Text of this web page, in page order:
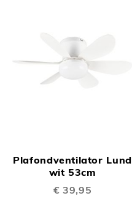
Plafondventilator Lund
wit 53cm
€ 39,95